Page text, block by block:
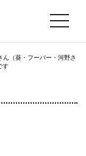
ん（葵・フーバー・河野さ
す
toggle